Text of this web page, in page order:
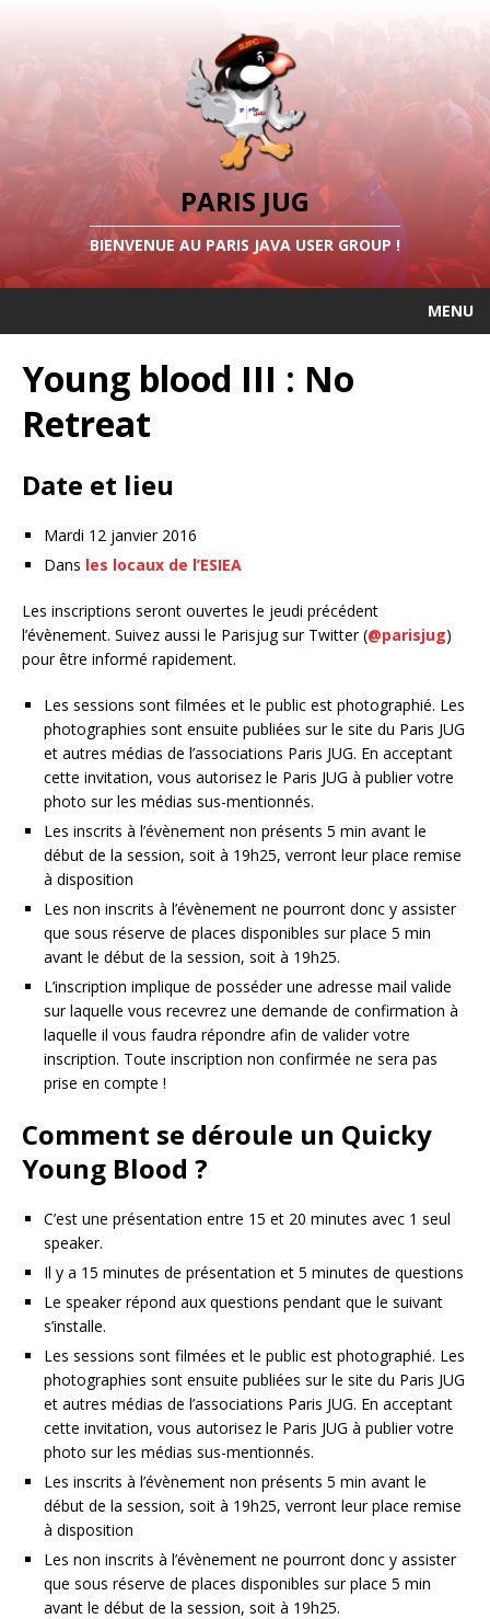
PARIS JUG
BIENVENUE AU PARIS JAVA USER GROUP !
MENU
Young blood III : No
Retreat
Date et lieu
Mardi 12 janvier 2016
Dans les locaux de l’ESIEA
Les inscriptions seront ouvertes le jeudi précédent
l’évènement. Suivez aussi le Parisjug sur Twitter (@parisjug)
pour être informé rapidement.
Les sessions sont filmées et le public est photographié. Les
photographies sont ensuite publiées sur le site du Paris JUG
et autres médias de l’associations Paris JUG. En acceptant
cette invitation, vous autorisez le Paris JUG à publier votre
photo sur les médias sus-mentionnés.
Les inscrits à l’évènement non présents 5 min avant le
début de la session, soit à 19h25, verront leur place remise
à disposition
Les non inscrits à l’évènement ne pourront donc y assister
que sous réserve de places disponibles sur place 5 min
avant le début de la session, soit à 19h25.
L’inscription implique de posséder une adresse mail valide
sur laquelle vous recevrez une demande de confirmation à
laquelle il vous faudra répondre afin de valider votre
inscription. Toute inscription non confirmée ne sera pas
prise en compte !
Comment se déroule un Quicky
Young Blood ?
C’est une présentation entre 15 et 20 minutes avec 1 seul
speaker.
Il y a 15 minutes de présentation et 5 minutes de questions
Le speaker répond aux questions pendant que le suivant
s’installe.
Les sessions sont filmées et le public est photographié. Les
photographies sont ensuite publiées sur le site du Paris JUG
et autres médias de l’associations Paris JUG. En acceptant
cette invitation, vous autorisez le Paris JUG à publier votre
photo sur les médias sus-mentionnés.
Les inscrits à l’évènement non présents 5 min avant le
début de la session, soit à 19h25, verront leur place remise
à disposition
Les non inscrits à l’évènement ne pourront donc y assister
que sous réserve de places disponibles sur place 5 min
avant le début de la session, soit à 19h25.